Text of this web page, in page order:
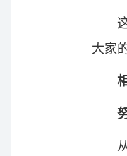
大家